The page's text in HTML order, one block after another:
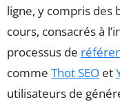
ligne, y compris des
cours, consacrés à
processus de
comme Thot SEO et
utilisateurs de